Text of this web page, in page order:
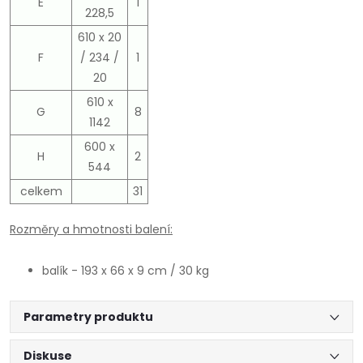
228,5
F
610 x 20
/ 234 /
20
1
G
610 x
1142
8
H
600 x
544
2
celkem 31
Rozměry a hmotnosti balení:
balík - 193 x 66 x 9 cm / 30 kg
Parametry produktu
Diskuse